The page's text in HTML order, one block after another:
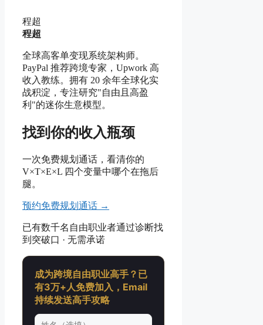
程超
程超
全球高客单变现系统架构师。
PayPal 推荐跨境专家，Upwork 高
收入教练。拥有 20 余年全球化实
战积淀，专注研究"自由且高盈
利"的迷你生意模型。
找到你的收入瓶颈
一次免费规划通话，看清你的
V×T×E×L 四个变量中哪个在拖后
腿。
预约免费规划通话 →
已有数千名自由职业者通过诊断找
到突破口 · 无需承诺
成为跨境自由职业高手？已
有3万+人免费加入，Email
持续发送高手攻略